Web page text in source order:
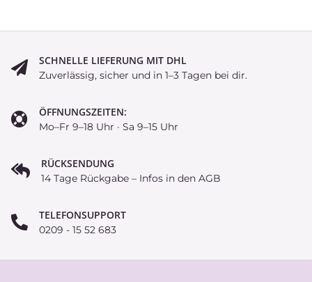
SCHNELLE LIEFERUNG MIT DHL
Zuverlässig, sicher und in 1–3 Tagen bei dir.
ÖFFNUNGSZEITEN:
Mo–Fr 9–18 Uhr · Sa 9–15 Uhr
RÜCKSENDUNG
14 Tage Rückgabe – Infos in den AGB
TELEFONSUPPORT
0209 - 15 52 683